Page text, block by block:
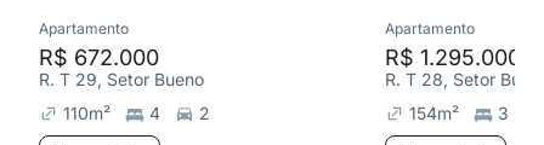
Apartamento
R$ 672.000
R. T 29, Setor Bueno
110m² 4
2
Apartamento
R$ 1.295.000
R. T 28, Setor
154m²
3